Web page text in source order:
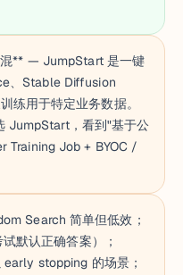
** — JumpStart 是一键
、Stable Diffusion
练用于特定业务数据。
JumpStart，看到"基于公
Training Job + BYOC /
Search 简单但低效；
默认正确答案）；
stopping 的场景；